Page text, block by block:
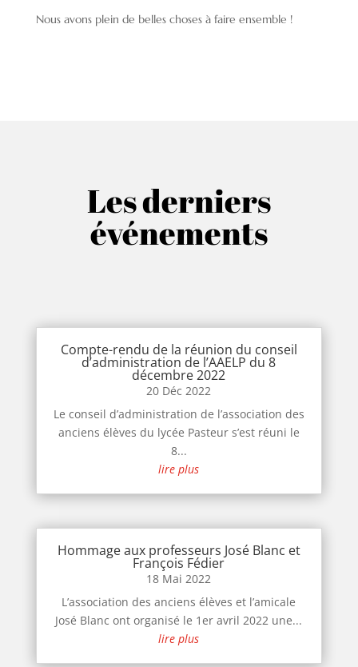
Nous avons plein de belles choses à faire ensemble !
Les derniers
événements
Compte-rendu de la réunion du conseil
d’administration de l’AAELP du 8
décembre 2022
20 Déc 2022
Le conseil d’administration de l’association des
anciens élèves du lycée Pasteur s’est réuni le
8...
lire plus
Hommage aux professeurs José Blanc et
François Fédier
18 Mai 2022
L’association des anciens élèves et l’amicale
José Blanc ont organisé le 1er avril 2022 une...
lire plus